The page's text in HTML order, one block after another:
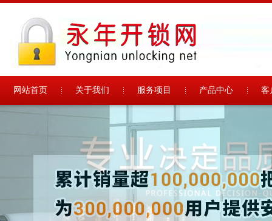
网站首页 关于我们 服务项目 产品中心 客